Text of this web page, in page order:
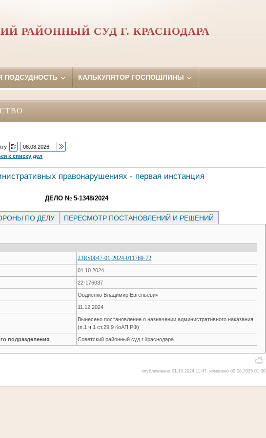
РАЙОННЫЙ СУД Г. КРАСНОДАРА
ПОДСУДНОСТЬ КАЛЬКУЛЯТОР ГОСПОШЛИНЫ
к списку дел
правонарушениях - первая инстанция
ДЕЛО № 5-1348/2024
ПО ДЕЛУ ПЕРЕСМОТР ПОСТАНОВЛЕНИЙ И РЕШЕНИЙ
23RS0047-01-2024-011769-72
01.10.2024
22-176037
Овдиенко Владимир Евгеньевич
11.12.2024
Вынесено постановление о назначении административного наказания
(п.1 ч.1 ст.29.9 КоАП РФ)
подразделения Советский районный суд г.Краснодара
опубликовано 01.10.2024 11:47, изменено 02.08.2025 01:38